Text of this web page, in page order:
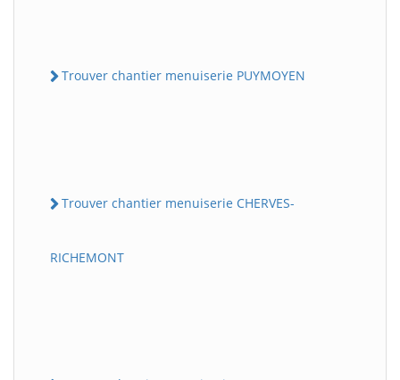
Trouver chantier menuiserie PUYMOYEN
Trouver chantier menuiserie CHERVES-
RICHEMONT